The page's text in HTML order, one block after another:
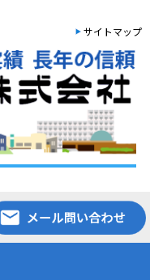
サイトマップ